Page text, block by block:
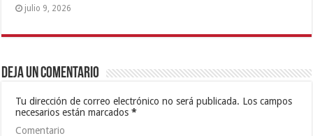
julio 9, 2026
Deja un comentario
Tu dirección de correo electrónico no será publicada. Los campos
necesarios están marcados*
Comentario